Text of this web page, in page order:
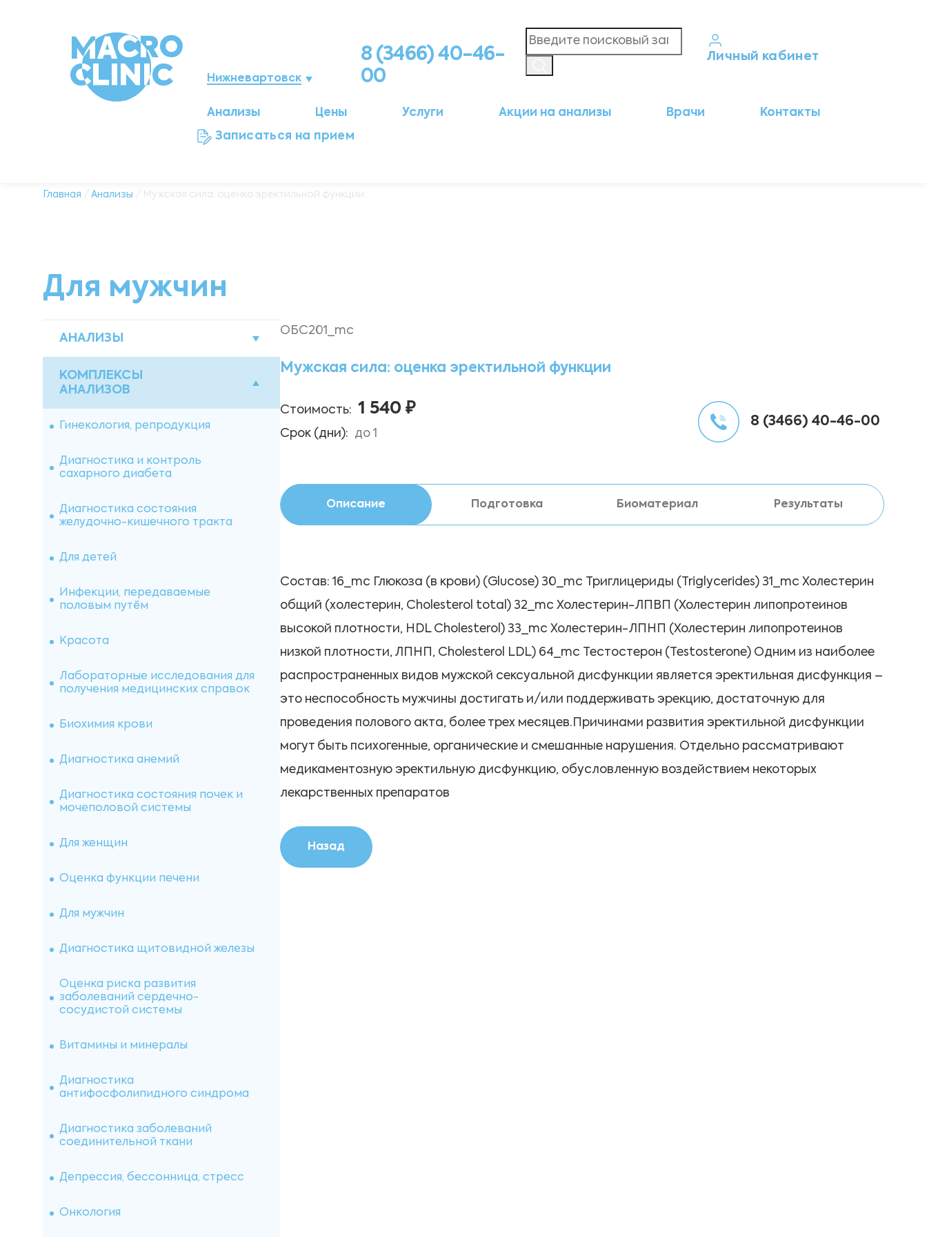
Нижневартовск
Мегион
Сургут
8 (3466) 40-46-
00
Личный кабинет
Анализы Цены Услуги Акции на анализы Врачи
Контакты
Записаться на прием
Главная / Анализы / Мужская сила: оценка эректильной функции
Для мужчин
АНАЛИЗЫ
Акции
Биохимические исследования
Гематологические исследования
Диагностика инфекционных
заболеваний
Исследование кала
Исследования спермы
Витамины
Витамины (IgE специфические)
Индивидуальные аллергены
Пищевые панели IgG4
Анальгетики и нестероидные
противовоспалительные
непереносимость (IgG4)
Иммуноцитохимические
заболеваний
Цитологические исследования
Гистологические исследования
Иммуногистохимические
КОМПЛЕКСЫ
АНАЛИЗОВ
Гинекология, репродукция
Диагностика и контроль
сахарного диабета
Диагностика состояния
желудочно-кишечного тракта
Для детей
Инфекции, передаваемые
половым путём
Красота
Лабораторные исследования для
получения медицинских справок
Биохимия крови
Диагностика анемий
Диагностика состояния почек и
мочеполовой системы
Для женщин
Оценка функции печени
Для мужчин
Диагностика щитовидной железы
Оценка риска развития
заболеваний сердечно-
сосудистой системы
Витамины и минералы
Диагностика
антифосфолипидного синдрома
Диагностика заболеваний
соединительной ткани
Депрессия, бессонница, стресс
Онкология
ОБС201_mc
Мужская сила: оценка эректильной функции
Стоимость: 1 540 ₽
Срок (дни): до 1
8 (3466) 40-46-00
Описание Подготовка Биоматериал Результаты
Состав: 16_mc Глюкоза (в крови) (Glucose) 30_mc Триглицериды (Triglycerides) 31_mc Холестерин
общий (холестерин, Cholesterol total) 32_mc Холестерин-ЛПВП (Холестерин липопротеинов
высокой плотности, HDL Cholesterol) 33_mc Холестерин-ЛПНП (Холестерин липопротеинов
низкой плотности, ЛПНП, Cholesterol LDL) 64_mc Тестостерон (Testosterone) Одним из наиболее
распространенных видов мужской сексуальной дисфункции является эректильная дисфункция –
это неспособность мужчины достигать и/или поддерживать эрекцию, достаточную для
проведения полового акта, более трех месяцев.Причинами развития эректильной дисфункции
могут быть психогенные, органические и смешанные нарушения. Отдельно рассматривают
медикаментозную эректильную дисфункцию, обусловленную воздействием некоторых
лекарственных препаратов
Назад